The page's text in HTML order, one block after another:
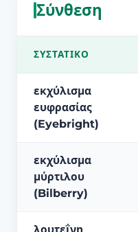
Σύνθεση
ΣΥΣΤΑΤΙΚΌ
εκχύλισμα
ευφρασίας
(Eyebright)
εκχύλισμα
μύρτιλου
(Bilberry)